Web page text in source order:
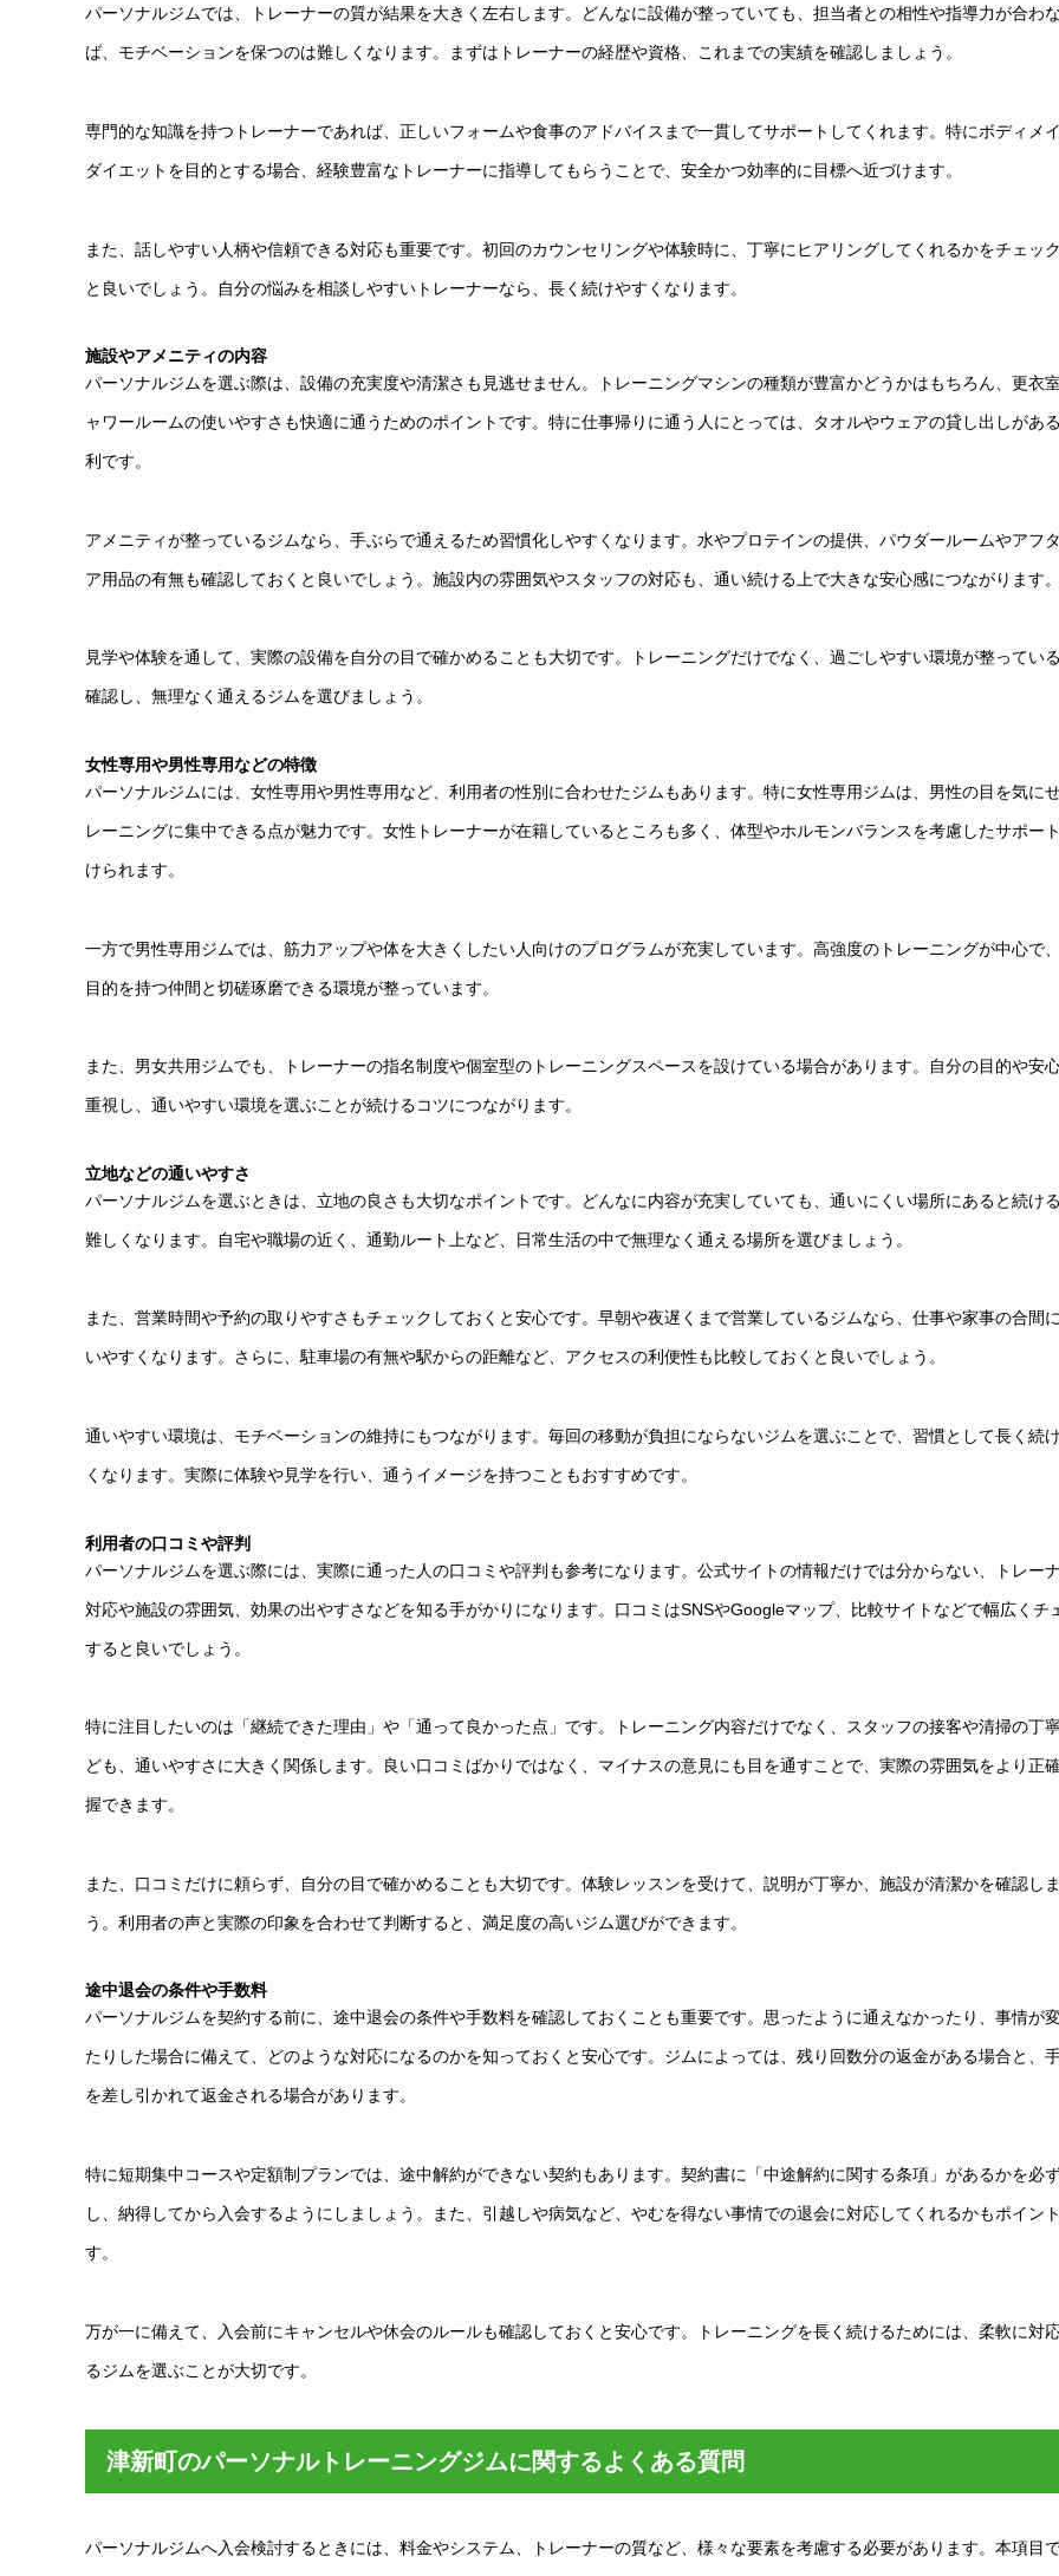
パーソナルジムでは、トレーナーの質が結果を大きく左右します。どんなに設備が整っていても、担当者との相性や指導力が合わ
ば、モチベーションを保つのは難しくなります。まずはトレーナーの経歴や資格、これまでの実績を確認しましょう。
専門的な知識を持つトレーナーであれば、正しいフォームや食事のアドバイスまで一貫してサポートしてくれます。特にボディメ
ダイエットを目的とする場合、経験豊富なトレーナーに指導してもらうことで、安全かつ効率的に目標へ近づけます。
また、話しやすい人柄や信頼できる対応も重要です。初回のカウンセリングや体験時に、丁寧にヒアリングしてくれるかをチェッ
と良いでしょう。自分の悩みを相談しやすいトレーナーなら、長く続けやすくなります。
施設やアメニティの内容
パーソナルジムを選ぶ際は、設備の充実度や清潔さも見逃せません。トレーニングマシンの種類が豊富かどうかはもちろん、更衣
ャワールームの使いやすさも快適に通うためのポイントです。特に仕事帰りに通う人にとっては、タオルやウェアの貸し出しがあ
利です。
アメニティが整っているジムなら、手ぶらで通えるため習慣化しやすくなります。水やプロテインの提供、パウダールームやアフ
ア用品の有無も確認しておくと良いでしょう。施設内の雰囲気やスタッフの対応も、通い続ける上で大きな安心感につながります。
見学や体験を通して、実際の設備を自分の目で確かめることも大切です。トレーニングだけでなく、過ごしやすい環境が整ってい
確認し、無理なく通えるジムを選びましょう。
女性専用や男性専用などの特徴
パーソナルジムには、女性専用や男性専用など、利用者の性別に合わせたジムもあります。特に女性専用ジムは、男性の目を気に
レーニングに集中できる点が魅力です。女性トレーナーが在籍しているところも多く、体型やホルモンバランスを考慮したサポー
けられます。
一方で男性専用ジムでは、筋力アップや体を大きくしたい人向けのプログラムが充実しています。高強度のトレーニングが中心で
目的を持つ仲間と切磋琢磨できる環境が整っています。
また、男女共用ジムでも、トレーナーの指名制度や個室型のトレーニングスペースを設けている場合があります。自分の目的や安
重視し、通いやすい環境を選ぶことが続けるコツにつながります。
立地などの通いやすさ
パーソナルジムを選ぶときは、立地の良さも大切なポイントです。どんなに内容が充実していても、通いにくい場所にあると続け
難しくなります。自宅や職場の近く、通勤ルート上など、日常生活の中で無理なく通える場所を選びましょう。
また、営業時間や予約の取りやすさもチェックしておくと安心です。早朝や夜遅くまで営業しているジムなら、仕事や家事の合間
いやすくなります。さらに、駐車場の有無や駅からの距離など、アクセスの利便性も比較しておくと良いでしょう。
通いやすい環境は、モチベーションの維持にもつながります。毎回の移動が負担にならないジムを選ぶことで、習慣として長く続
くなります。実際に体験や見学を行い、通うイメージを持つこともおすすめです。
利用者の口コミや評判
パーソナルジムを選ぶ際には、実際に通った人の口コミや評判も参考になります。公式サイトの情報だけでは分からない、トレー
対応や施設の雰囲気、効果の出やすさなどを知る手がかりになります。口コミはSNSやGoogleマップ、比較サイトなどで幅広くチ
すると良いでしょう。
特に注目したいのは「継続できた理由」や「通って良かった点」です。トレーニング内容だけでなく、スタッフの接客や清掃の丁
ども、通いやすさに大きく関係します。良い口コミばかりではなく、マイナスの意見にも目を通すことで、実際の雰囲気をより正
握できます。
また、口コミだけに頼らず、自分の目で確かめることも大切です。体験レッスンを受けて、説明が丁寧か、施設が清潔かを確認し
う。利用者の声と実際の印象を合わせて判断すると、満足度の高いジム選びができます。
途中退会の条件や手数料
パーソナルジムを契約する前に、途中退会の条件や手数料を確認しておくことも重要です。思ったように通えなかったり、事情が
たりした場合に備えて、どのような対応になるのかを知っておくと安心です。ジムによっては、残り回数分の返金がある場合と、
を差し引かれて返金される場合があります。
特に短期集中コースや定額制プランでは、途中解約ができない契約もあります。契約書に「中途解約に関する条項」があるかを必
し、納得してから入会するようにしましょう。また、引越しや病気など、やむを得ない事情での退会に対応してくれるかもポイン
す。
万が一に備えて、入会前にキャンセルや休会のルールも確認しておくと安心です。トレーニングを長く続けるためには、柔軟に対
るジムを選ぶことが大切です。
津新町のパーソナルトレーニングジムに関するよくある質問
パーソナルジムへ入会検討するときには、料金やシステム、トレーナーの質など、様々な要素を考慮する必要があります。本項目で